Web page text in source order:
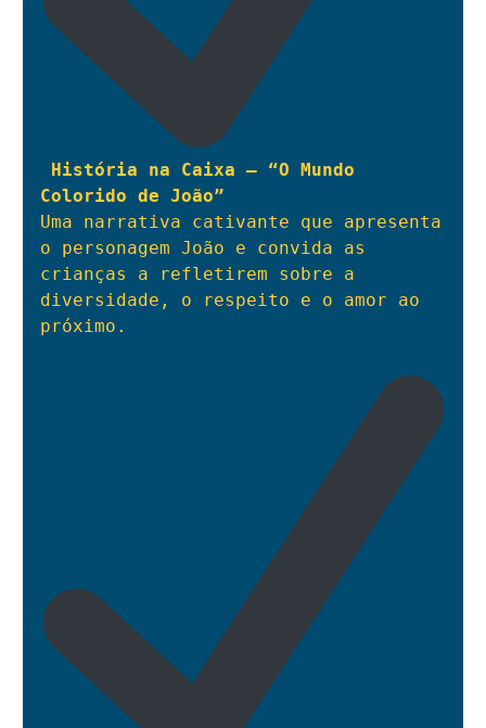
História na Caixa – “O Mundo
Colorido de João”
Uma narrativa cativante que apresenta
o personagem João e convida as
crianças a refletirem sobre a
diversidade, o respeito e o amor ao
próximo.